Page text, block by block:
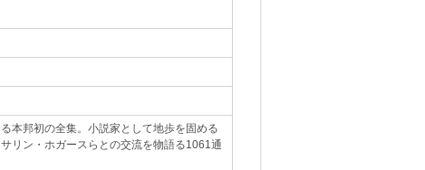
本邦初の全集。小説家として地歩を固める
リン・ホガースらとの交流を物語る1061通